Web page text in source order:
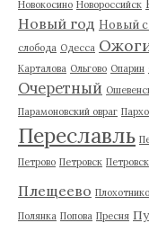
Новокосино Новороссийск
Новый год Новый
слобода Одесса
Карталова Ольгово Опарин
Очеретный
Парамоновский овраг
Переславль
Петрово Петровск
Плещеево
Полянка Попова Пресня